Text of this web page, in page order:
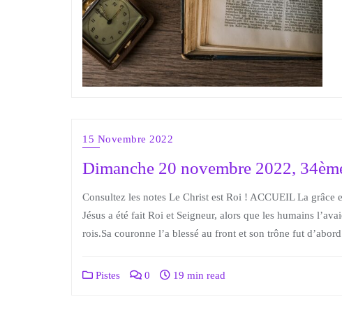
15 Novembre 2022
Dimanche 20 novembre 2022,
Consultez les notes Le Christ est Roi ! ACCUEIL La grâce
Jésus a été fait Roi et Seigneur, alors que les humains
rois.Sa couronne l’a blessé au front et son trône fut
Pistes 0 19 min read